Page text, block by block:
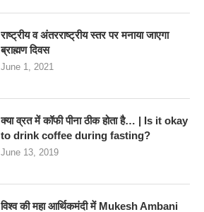
राष्ट्रीय व अंतरराष्ट्रीय स्तर पर मनाया जाएगा
ब्राह्मण दिवस
June 1, 2021
क्या व्रत में कॉफी पीना ठीक होता है… | Is it okay
to drink coffee during fasting?
June 13, 2019
विश्व की महा आर्थिकमंदी में Mukesh Ambani